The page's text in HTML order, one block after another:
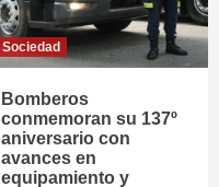
Sociedad
Bomberos
conmemoran su 137º
aniversario con
avances en
equipamiento y